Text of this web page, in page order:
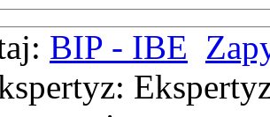
BIP - IBE